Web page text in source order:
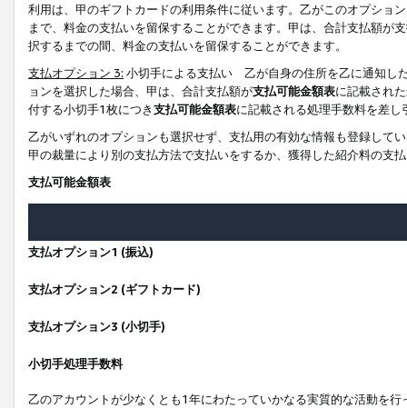
利用は、甲のギフトカードの利用条件に従います。乙がこのオプショ
まで、料金の支払いを留保することができます。甲は、合計支払額が
択するまでの間、料金の支払いを留保することができます。
支払オプション 3: 小切手による支払い 乙が自身の住所を乙に通知し
ョンを選択した場合、甲は、合計支払額が支払可能金額表に記載され
付する小切手1枚につき支払可能金額表に記載される処理手数料を差し
乙がいずれのオプションも選択せず、支払用の有効な情報も登録して
甲の裁量により別の支払方法で支払いをするか、獲得した紹介料の支
支払可能金額表
支払オプション1 (振込)
支払オプション2 (ギフトカード)
支払オプション3 (小切手)
小切手処理手数料
乙のアカウントが少なくとも1年にわたっていかなる実質的な活動を